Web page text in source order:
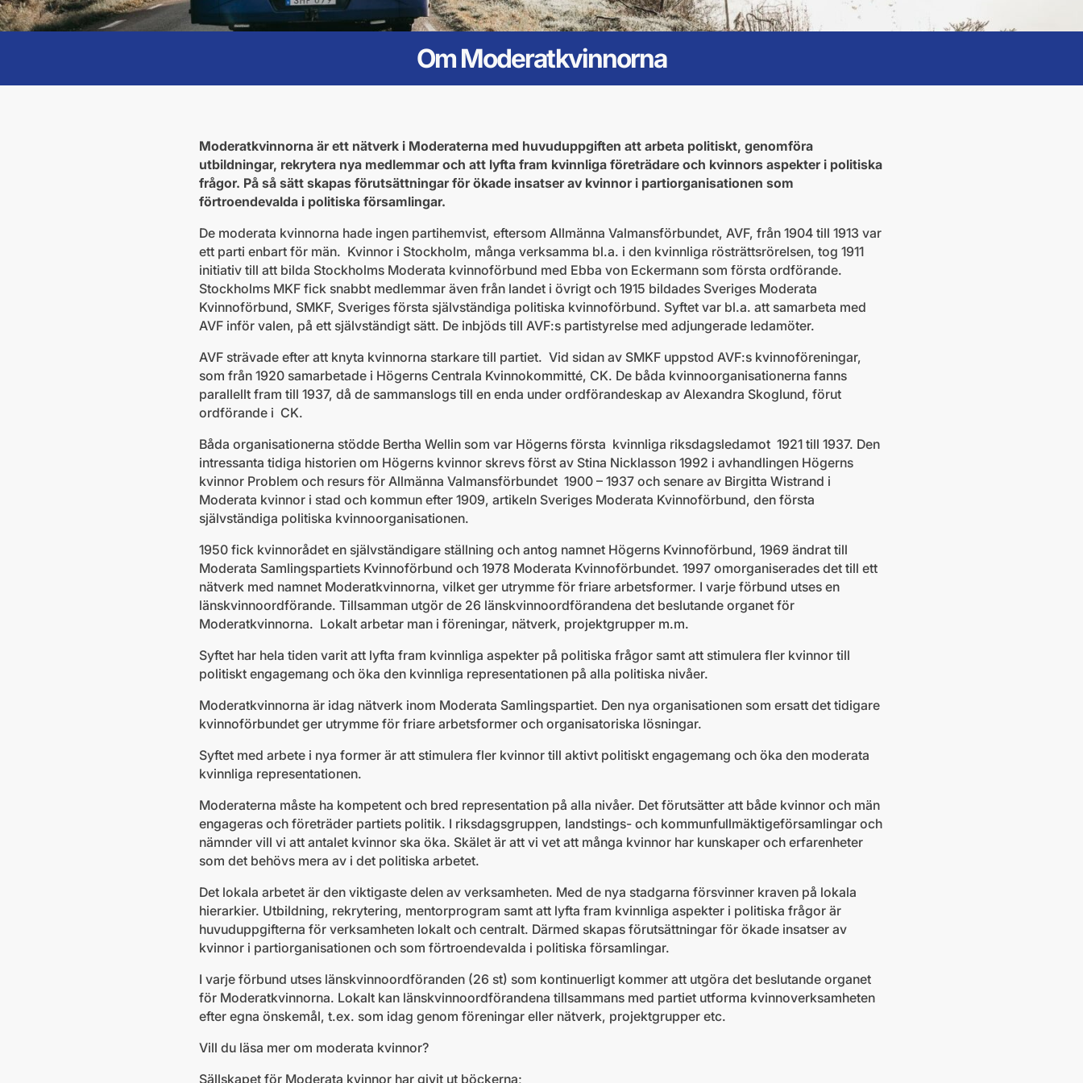
Om Moderatkvinnorna
Moderatkvinnorna är ett nätverk i Moderaterna med huvuduppgiften att arbeta politiskt, genomföra
utbildningar, rekrytera nya medlemmar och att lyfta fram kvinnliga företrädare och kvinnors aspekter i politiska
frågor. På så sätt skapas förutsättningar för ökade insatser av kvinnor i partiorganisationen som
förtroendevalda i politiska församlingar.
De moderata kvinnorna hade ingen partihemvist, eftersom Allmänna Valmansförbundet, AVF, från 1904 till 1913 var
ett parti enbart för män. Kvinnor i Stockholm, många verksamma bl.a. i den kvinnliga rösträttsrörelsen, tog 1911
initiativ till att bilda Stockholms Moderata kvinnoförbund med Ebba von Eckermann som första ordförande.
Stockholms MKF fick snabbt medlemmar även från landet i övrigt och 1915 bildades Sveriges Moderata
Kvinnoförbund, SMKF, Sveriges första självständiga politiska kvinnoförbund. Syftet var bl.a. att samarbeta med
AVF inför valen, på ett självständigt sätt. De inbjöds till AVF:s partistyrelse med adjungerade ledamöter.
AVF strävade efter att knyta kvinnorna starkare till partiet. Vid sidan av SMKF uppstod AVF:s kvinnoföreningar,
som från 1920 samarbetade i Högerns Centrala Kvinnokommitté, CK. De båda kvinnoorganisationerna fanns
parallellt fram till 1937, då de sammanslogs till en enda under ordförandeskap av Alexandra Skoglund, förut
ordförande i CK.
Båda organisationerna stödde Bertha Wellin som var Högerns första kvinnliga riksdagsledamot 1921 till 1937. Den
intressanta tidiga historien om Högerns kvinnor skrevs först av Stina Nicklasson 1992 i avhandlingen Högerns
kvinnor Problem och resurs för Allmänna Valmansförbundet 1900 – 1937 och senare av Birgitta Wistrand i
Moderata kvinnor i stad och kommun efter 1909, artikeln Sveriges Moderata Kvinnoförbund, den första
självständiga politiska kvinnoorganisationen.
1950 fick kvinnorådet en självständigare ställning och antog namnet Högerns Kvinnoförbund, 1969 ändrat till
Moderata Samlingspartiets Kvinnoförbund och 1978 Moderata Kvinnoförbundet. 1997 omorganiserades det till ett
nätverk med namnet Moderatkvinnorna, vilket ger utrymme för friare arbetsformer. I varje förbund utses en
länskvinnoordförande. Tillsamman utgör de 26 länskvinnoordförandena det beslutande organet för
Moderatkvinnorna. Lokalt arbetar man i föreningar, nätverk, projektgrupper m.m.
Syftet har hela tiden varit att lyfta fram kvinnliga aspekter på politiska frågor samt att stimulera fler kvinnor till
politiskt engagemang och öka den kvinnliga representationen på alla politiska nivåer.
Moderatkvinnorna är idag nätverk inom Moderata Samlingspartiet. Den nya organisationen som ersatt det tidigare
kvinnoförbundet ger utrymme för friare arbetsformer och organisatoriska lösningar.
Syftet med arbete i nya former är att stimulera fler kvinnor till aktivt politiskt engagemang och öka den moderata
kvinnliga representationen.
Moderaterna måste ha kompetent och bred representation på alla nivåer. Det förutsätter att både kvinnor och män
engageras och företräder partiets politik. I riksdagsgruppen, landstings- och kommunfullmäktigeförsamlingar och
nämnder vill vi att antalet kvinnor ska öka. Skälet är att vi vet att många kvinnor har kunskaper och erfarenheter
som det behövs mera av i det politiska arbetet.
Det lokala arbetet är den viktigaste delen av verksamheten. Med de nya stadgarna försvinner kraven på lokala
hierarkier. Utbildning, rekrytering, mentorprogram samt att lyfta fram kvinnliga aspekter i politiska frågor är
huvuduppgifterna för verksamheten lokalt och centralt. Därmed skapas förutsättningar för ökade insatser av
kvinnor i partiorganisationen och som förtroendevalda i politiska församlingar.
I varje förbund utses länskvinnoordföranden (26 st) som kontinuerligt kommer att utgöra det beslutande organet
för Moderatkvinnorna. Lokalt kan länskvinnoordförandena tillsammans med partiet utforma kvinnoverksamheten
efter egna önskemål, t.ex. som idag genom föreningar eller nätverk, projektgrupper etc.
Vill du läsa mer om moderata kvinnor?
Sällskapet för Moderata kvinnor har givit ut böckerna;